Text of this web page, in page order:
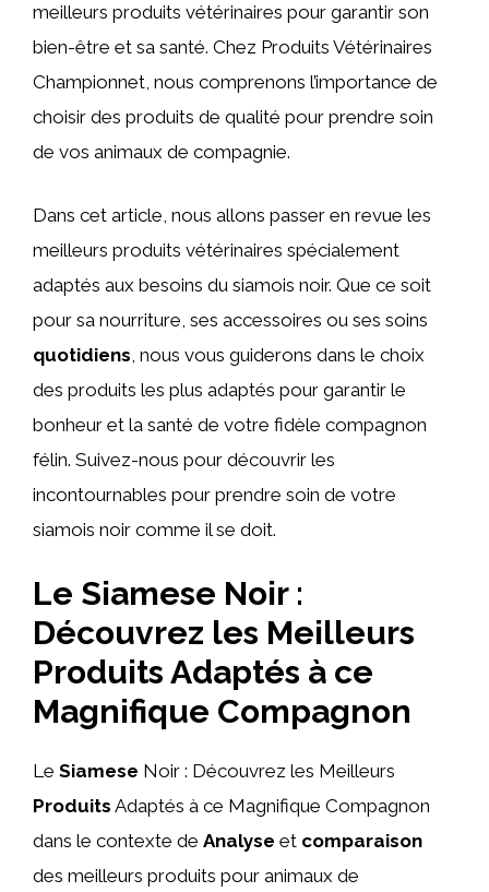
meilleurs produits vétérinaires pour garantir son
bien-être et sa santé. Chez Produits Vétérinaires
Championnet, nous comprenons l’importance de
choisir des produits de qualité pour prendre soin
de vos animaux de compagnie.
Dans cet article, nous allons passer en revue les
meilleurs produits vétérinaires spécialement
adaptés aux besoins du siamois noir. Que ce soit
pour sa nourriture, ses accessoires ou ses soins
quotidiens , nous vous guiderons dans le choix
des produits les plus adaptés pour garantir le
bonheur et la santé de votre fidèle compagnon
félin. Suivez-nous pour découvrir les
incontournables pour prendre soin de votre
siamois noir comme il se doit.
Le Siamese Noir :
Découvrez les Meilleurs
Produits Adaptés à ce
Magnifique Compagnon
Le Siamese Noir : Découvrez les Meilleurs
Produits Adaptés à ce Magnifique Compagnon
dans le contexte de Analyse et comparaison
des meilleurs produits pour animaux de